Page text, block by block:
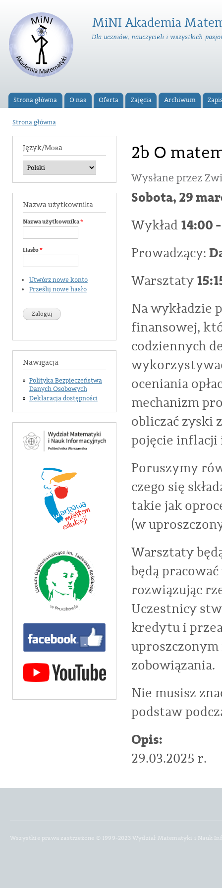
MiNI Akademia
Dla uczniów, nauczycieli i wszystkich
Menu główne
Strona główna O nas Oferta Zajęcia Archiwum
Strona główna
Język/Мовa
Nazwa użytkownika
Nazwa użytkownika*
Hasło*
Utwórz nowe konto
Prześlij nowe hasło
Nawigacja
Polityka Bezpieczeństwa
Danych Osobowych
Deklaracja dostępności
2b O
Wysłane przez
Sobota, 29
Wykład 14:00
Prowadzący:
Warsztaty
Na wykładzie
finansowej,
codziennych
oceniania
mechanizm
obliczać zyski
pojęcie inflacji
Poruszymy
czego się
takie jak
(w
Warsztaty
będą
rozwiązując
Uczestnicy
kredytu i
zobowiązania.
Nie musisz
podstaw
Opis:
29.03.2025 r.
Wszystkie prawa zastrzeżone © 1999-2023 Wydział Matematyki i Nauk